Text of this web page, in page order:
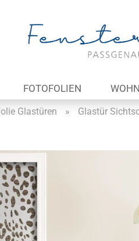
FOTOFOLIEN
Glastüren »
Glastür